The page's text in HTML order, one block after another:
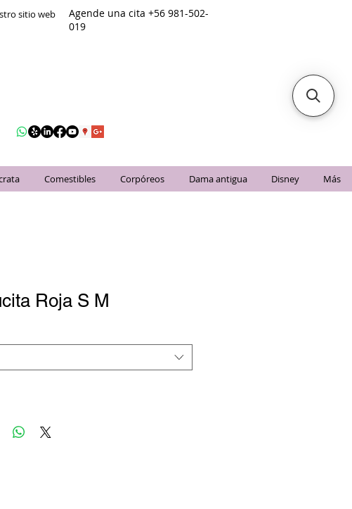
sitio web
Agende una cita +56 981-502-
019
Comestibles Corpóreos Dama antigua Disney Más
Roja S M